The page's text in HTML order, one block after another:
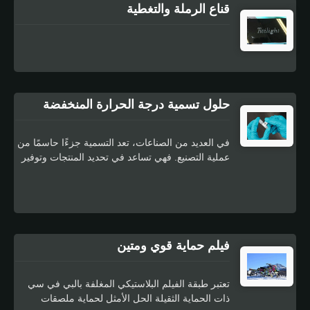
منسوجة وأفلام مع مواد لاصقة عالية الجودة. إنها تلبي
إصدارات المنتج.
قناع الرملة والتغطية
حلول تسمية درجة الحرارة المنخفضة
في العديد من الصناعات، تعد التسمية جزءًا حاسمًا من
عملية التصنيع. فهي تساعد في تحديد المنتجات وتوفير
يمكن أن يتسبب في تلف بعض المواد مثل البلاستيك
فيلم حماية قوي ومتين
تعتبر طبقة الفيلم البلاستيكي المغلفة بالبي في سي
ذات الحماية الثقيلة الحل الأمثل لحماية ملصقات